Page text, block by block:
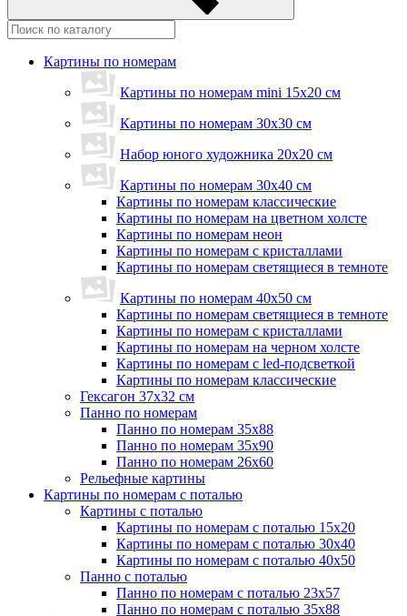
Картины по номерам
Картины по номерам mini 15х20 см
Картины по номерам 30x30 см
Набор юного художника 20х20 см
Картины по номерам 30х40 см
Картины по номерам классические
Картины по номерам на цветном холсте
Картины по номерам неон
Картины по номерам с кристаллами
Картины по номерам светящиеся в темноте
Картины по номерам 40х50 см
Картины по номерам светящиеся в темноте
Картины по номерам с кристаллами
Картины по номерам на черном холсте
Картины по номерам с led-подсветкой
Картины по номерам классические
Гексагон 37х32 см
Панно по номерам
Панно по номерам 35х88
Панно по номерам 35х90
Панно по номерам 26х60
Рельефные картины
Картины по номерам с поталью
Картины с поталью
Картины по номерам с поталью 15х20
Картины по номерам с поталью 30х40
Картины по номерам с поталью 40х50
Панно с поталью
Панно по номерам с поталью 23х57
Панно по номерам с поталью 35х88